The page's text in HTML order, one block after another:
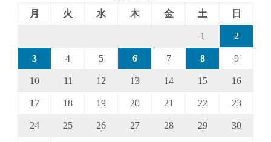
月
火 水 木 金 土 日
1 2
3 4 5 6 7 8 9
10 11 12 13 14 15 16
17 18 19 20 21 22 23
24 25 26 27 28 29 30